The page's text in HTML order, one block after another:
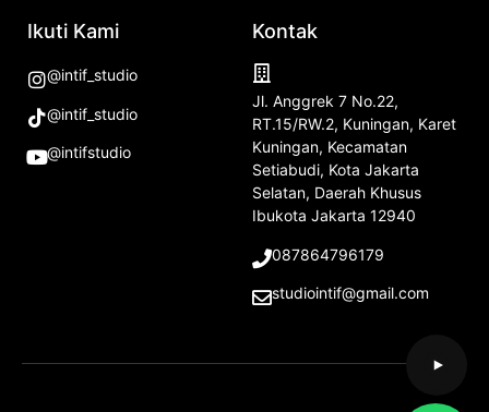
Ikuti Kami
@intif_studio
@intif_studio
@intifstudio
Kontak
Jl. Anggrek 7 No.22,
RT.15/RW.2, Kuningan, Karet
Kuningan, Kecamatan
Setiabudi, Kota Jakarta
Selatan, Daerah Khusus
Ibukota Jakarta 12940
087864796179
studiointif@gmail.com